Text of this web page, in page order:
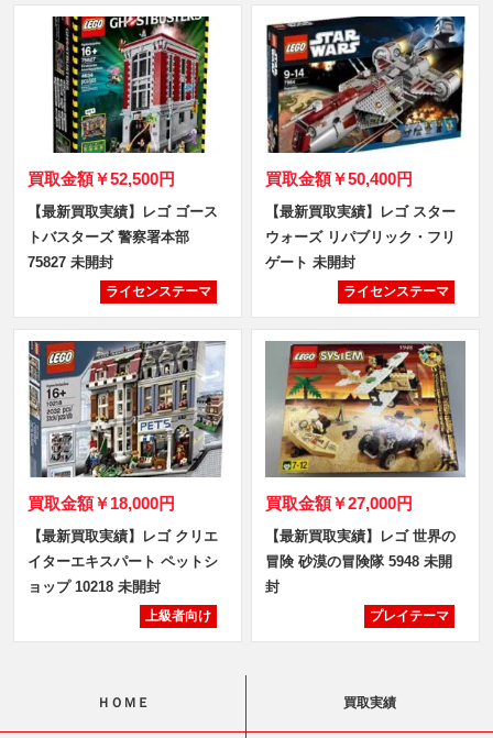
買取金額￥52,500円
【最新買取実績】レゴ ゴース
トバスターズ 警察署本部
75827 未開封
ライセンステーマ
買取金額￥50,400円
【最新買取実績】レゴ スター
ウォーズ リパブリック・フリ
ゲート 未開封
ライセンステーマ
買取金額￥18,000円
【最新買取実績】レゴ クリエ
イターエキスパート ペットシ
ョップ 10218 未開封
上級者向け
買取金額￥27,000円
【最新買取実績】レゴ 世界の
冒険 砂漠の冒険隊 5948 未開
封
プレイテーマ
ＨＯＭＥ 買取実績